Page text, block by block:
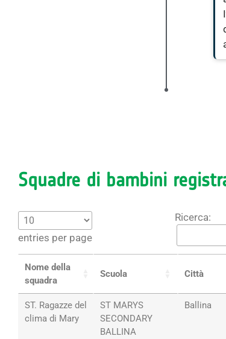
Squadre di bambini
entries per page
Ricerca:
Nome della
squadra
Scuola Città
ST. Ragazze del
clima di Mary
ST MARYS
SECONDARY
BALLINA
Ballina